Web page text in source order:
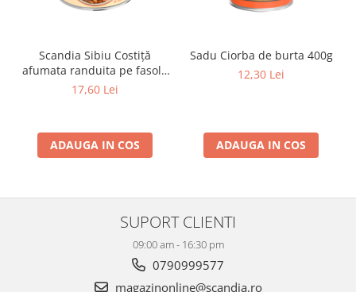
Scandia Sibiu Costiţă
afumata randuita pe fasole
400g
17,60 Lei
ADAUGA IN COS
Sadu Ciorba de burta 400g
12,30 Lei
ADAUGA IN COS
SUPORT CLIENTI
09:00 am - 16:30 pm
0790999577
magazinonline@scandia.ro